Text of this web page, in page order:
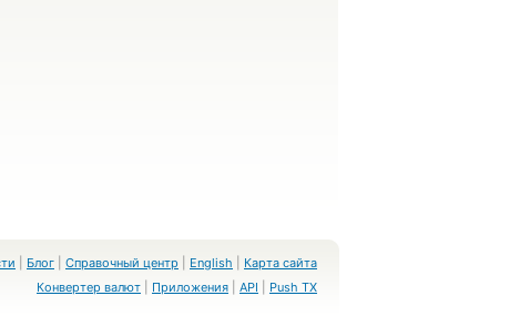
Блог Справочный центр English
Карта сайта
Конвертер валют
Приложения API Push TX